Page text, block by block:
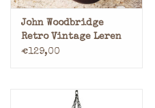
John Woodbridge
Retro Vintage Leren
Bokshandschoenen
€129,00